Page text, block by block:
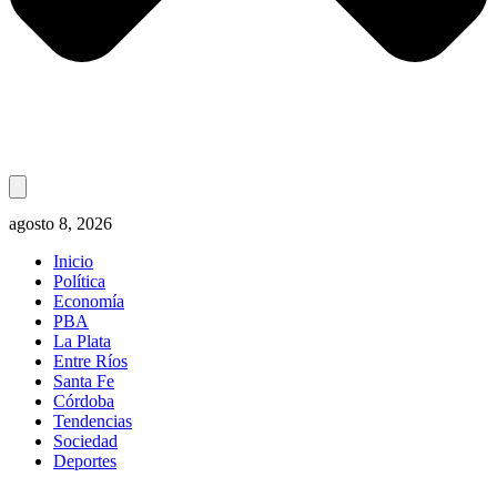
agosto 8, 2026
Inicio
Política
Economía
PBA
La Plata
Entre Ríos
Santa Fe
Córdoba
Tendencias
Sociedad
Deportes